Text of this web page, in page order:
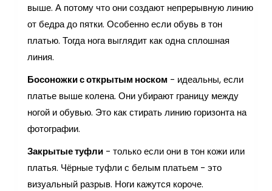
выше. А потому что они создают непрерывную линию
от бедра до пятки. Особенно если обувь в тон
платью. Тогда нога выглядит как одна сплошная
линия.
Босоножки с открытым носком - идеальны, если
платье выше колена. Они убирают границу между
ногой и обувью. Это как стирать линию горизонта на
фотографии.
Закрытые туфли - только если они в тон кожи или
платья. Чёрные туфли с белым платьем - это
визуальный разрыв. Ноги кажутся короче.